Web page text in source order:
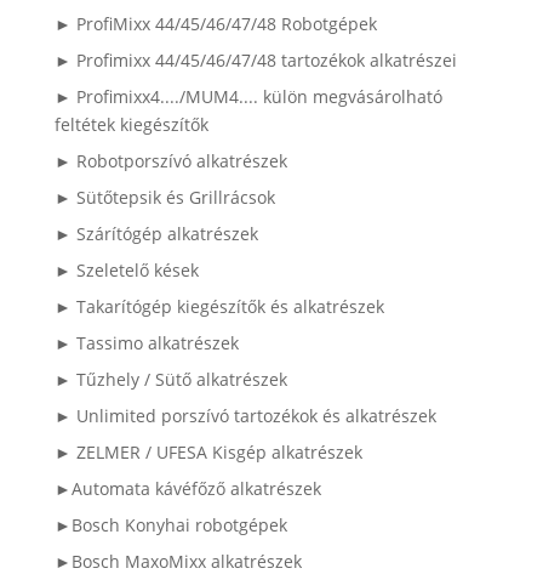
► ProfiMixx 44/45/46/47/48 Robotgépek
► Profimixx 44/45/46/47/48 tartozékok alkatrészei
► Profimixx4..../MUM4.... külön megvásárolható
feltétek kiegészítők
► Robotporszívó alkatrészek
► Sütőtepsik és Grillrácsok
► Szárítógép alkatrészek
► Szeletelő kések
► Takarítógép kiegészítők és alkatrészek
► Tassimo alkatrészek
► Tűzhely / Sütő alkatrészek
► Unlimited porszívó tartozékok és alkatrészek
► ZELMER / UFESA Kisgép alkatrészek
►Automata kávéfőző alkatrészek
►Bosch Konyhai robotgépek
►Bosch MaxoMixx alkatrészek